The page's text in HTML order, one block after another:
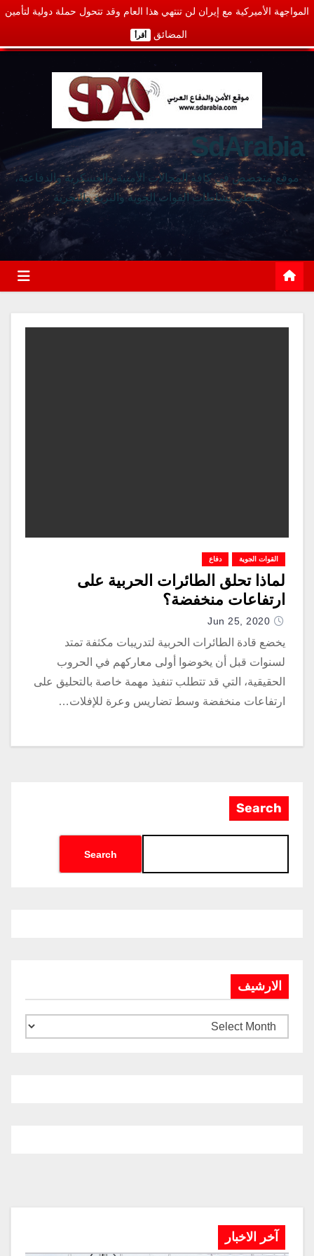
المواجهة الأميركية مع إيران لن تنتهي هذا العام وقد تتحول حملة دولية لتأمين
المضائق أقرأ
SdArabia
موقع متخصص في كافة المجالات الأمنية والعسكرية والدفاعية،
يغطي نشاطات القوات الجوية والبرية والبحرية
القوات الجوية دفاع
لماذا تحلق الطائرات الحربية على
ارتفاعات منخفضة؟
Jun 25, 2020
يخضع قادة الطائرات الحربية لتدريبات مكثفة تمتد
لسنوات قبل أن يخوضوا أولى معاركهم في الحروب
الحقيقية، التي قد تتطلب تنفيذ مهمة خاصة بالتحليق على
ارتفاعات منخفضة وسط تضاريس وعرة للإفلات…
Search
Search
الارشيف
آخر الاخبار